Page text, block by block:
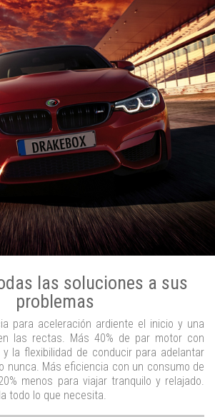
las soluciones a sus
problemas
para aceleración ardiente el inicio y una
las rectas. Más 40% de par motor con
la flexibilidad de conducir para adelantar
nunca. Más eficiencia con un consumo de
menos para viajar tranquilo y relajado.
todo lo que necesita.